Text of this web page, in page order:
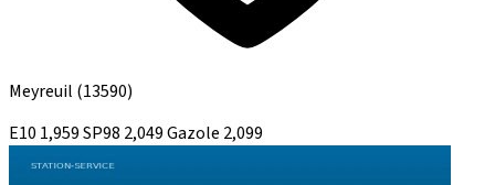
Meyreuil (13590)
E10 1,959SP98 2,049Gazole 2,099